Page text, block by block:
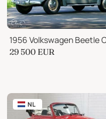
29 500 EUR
NL